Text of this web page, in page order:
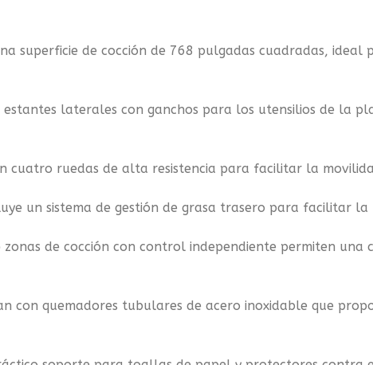
superficie de cocción de 768 pulgadas cuadradas,
laterales con ganchos para los utensilios de la
cuatro ruedas de alta resistencia para facilitar la
un sistema de gestión de grasa trasero para facilitar
zonas de cocción con control independiente permiten
con quemadores tubulares de acero inoxidable que